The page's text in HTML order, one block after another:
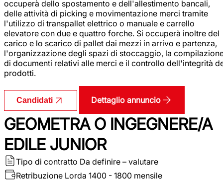
occuperà dello spostamento e dell'allestimento bancali,
delle attività di picking e movimentazione merci tramite
l'utilizzo di transpallet elettrico o manuale e carrello
elevatore con due e quattro forche. Si occuperà inoltre del
carico e lo scarico di pallet dai mezzi in arrivo e partenza,
l'organizzazione degli spazi di stoccaggio, la
di documenti relativi alle merci e il controllo dell'integrità
prodotti.
Candidati Dettaglio annuncio
GEOMETRA O INGEGNERE/A
EDILE JUNIOR
Tipo di contratto Da definire – valutare
Retribuzione Lorda 1400 - 1800 mensile